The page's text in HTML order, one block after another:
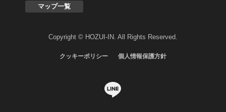
マップ一覧
Copyright © HOZUI-IN. All Rights Reserved.
クッキーポリシー 個人情報保護方針